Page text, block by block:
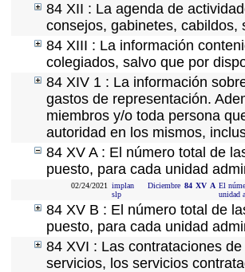
84 XII : La agenda de
consejos, gabinetes, cabildos,
84 XIII : La información
colegiados, salvo que por
84 XIV 1 : La información
gastos de representación.
miembros y/o toda persona
autoridad en los mismos,
84 XV A : El número total de
puesto, para cada unidad
02/24/2021
implan
slp
Diciembre 84 XV A El
unidad
84 XV B : El número total de
puesto, para cada unidad
84 XVI : Las contrataciones
servicios, los servicios